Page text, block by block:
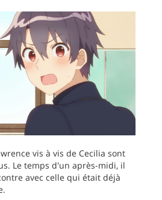
vis à vis de Cecilia sont
Le temps d'un après-midi, il
avec celle qui était déjà